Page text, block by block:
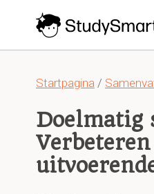
Startpagina /
Doelmatig